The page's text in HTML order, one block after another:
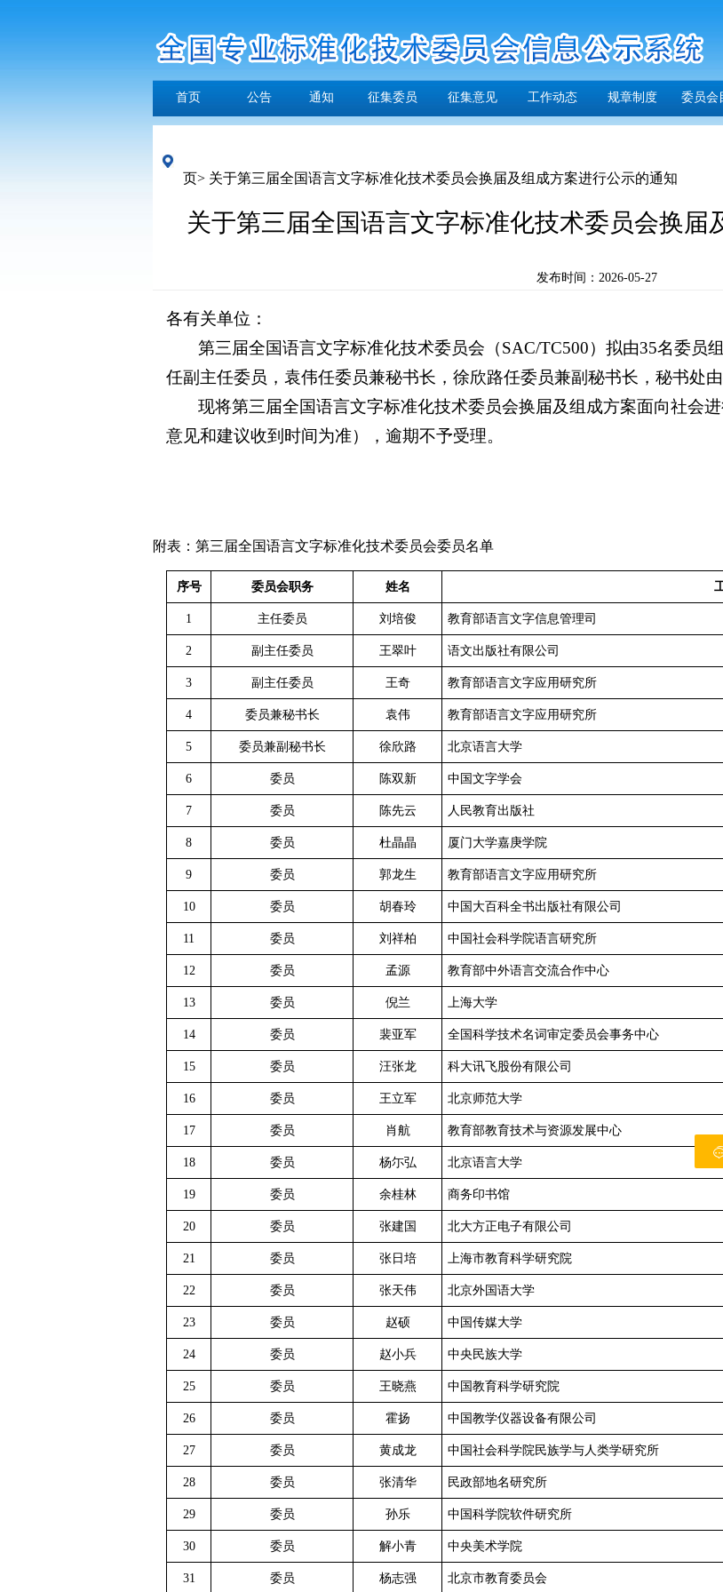
首页 公告 通知 征集委员 征集意见 工作动态 规章制度
委员会
页> 关于第三届全国语言文字标准化技术委员会换届及组成方案进行公示的通知
关于第三届全国语言文字标准化技术委员会换届
发布时间：2026-05-27
各有关单位：
第三届全国语言文字标准化技术委员会（SAC/TC500）拟由35名委员
任副主任委员，袁伟任委员兼秘书长，徐欣路任委员兼副秘书长，秘书处
现将第三届全国语言文字标准化技术委员会换届及组成方案面向社会
意见和建议收到时间为准），逾期不予受理。
附表：第三届全国语言文字标准化技术委员会委员名单
序号 委员会职务 姓名
1 主任委员 刘培俊 教育部语言文字信息管理司
2 副主任委员 王翠叶 语文出版社有限公司
3 副主任委员 王奇 教育部语言文字应用研究所
4 委员兼秘书长 袁伟 教育部语言文字应用研究所
5 委员兼副秘书长 徐欣路 北京语言大学
6 委员 陈双新 中国文字学会
7 委员 陈先云 人民教育出版社
8 委员 杜晶晶 厦门大学嘉庚学院
9 委员 郭龙生 教育部语言文字应用研究所
10 委员 胡春玲 中国大百科全书出版社有限公司
11 委员 刘祥柏 中国社会科学院语言研究所
12 委员 孟源 教育部中外语言交流合作中心
13 委员 倪兰 上海大学
14 委员 裴亚军 全国科学技术名词审定委员会事务中心
15 委员 汪张龙 科大讯飞股份有限公司
16 委员 王立军 北京师范大学
17 委员 肖航 教育部教育技术与资源发展中心
18 委员 杨尓弘 北京语言大学
19 委员 余桂林 商务印书馆
20 委员 张建国 北大方正电子有限公司
21 委员 张日培 上海市教育科学研究院
22 委员 张天伟 北京外国语大学
23 委员 赵硕 中国传媒大学
24 委员 赵小兵 中央民族大学
25 委员 王晓燕 中国教育科学研究院
26 委员 霍扬 中国教学仪器设备有限公司
27 委员 黄成龙 中国社会科学院民族学与人类学研究所
28 委员 张清华 民政部地名研究所
29 委员 孙乐 中国科学院软件研究所
30 委员 解小青 中央美术学院
31 委员 杨志强 北京市教育委员会